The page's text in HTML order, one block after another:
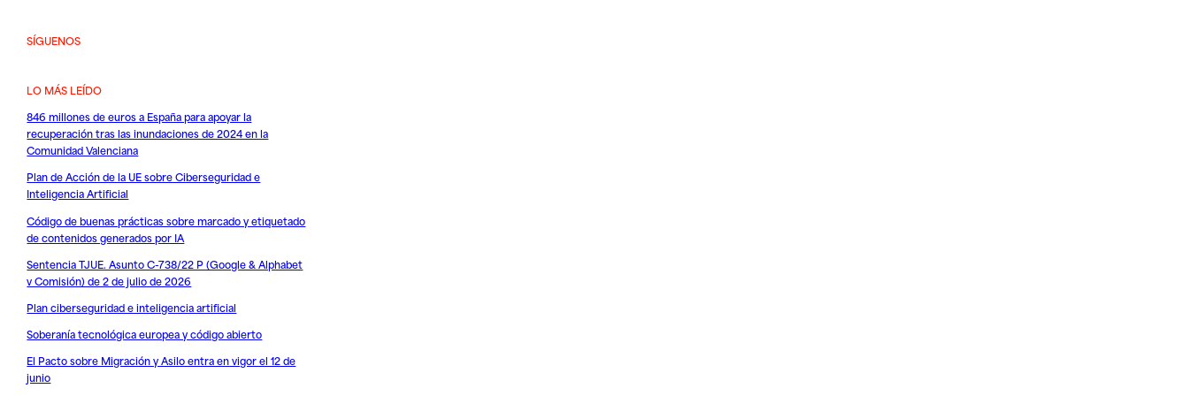
SÍGUENOS
LO MÁS LEÍDO
846 millones de euros a España para apoyar la
recuperación tras las inundaciones de 2024 en la
Comunidad Valenciana
Plan de Acción de la UE sobre Ciberseguridad e
Inteligencia Artificial
Código de buenas prácticas sobre marcado y etiquetado
de contenidos generados por IA
Sentencia TJUE. Asunto C-738/22 P (Google & Alphabet
v Comisión) de 2 de julio de 2026
Plan ciberseguridad e inteligencia artificial
Soberanía tecnológica europea y código abierto
El Pacto sobre Migración y Asilo entra en vigor el 12 de
junio